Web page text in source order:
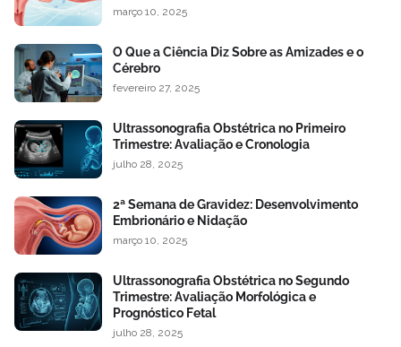
março 10, 2025
O Que a Ciência Diz Sobre as Amizades e o
Cérebro
fevereiro 27, 2025
Ultrassonografia Obstétrica no Primeiro
Trimestre: Avaliação e Cronologia
julho 28, 2025
2ª Semana de Gravidez: Desenvolvimento
Embrionário e Nidação
março 10, 2025
Ultrassonografia Obstétrica no Segundo
Trimestre: Avaliação Morfológica e
Prognóstico Fetal
julho 28, 2025